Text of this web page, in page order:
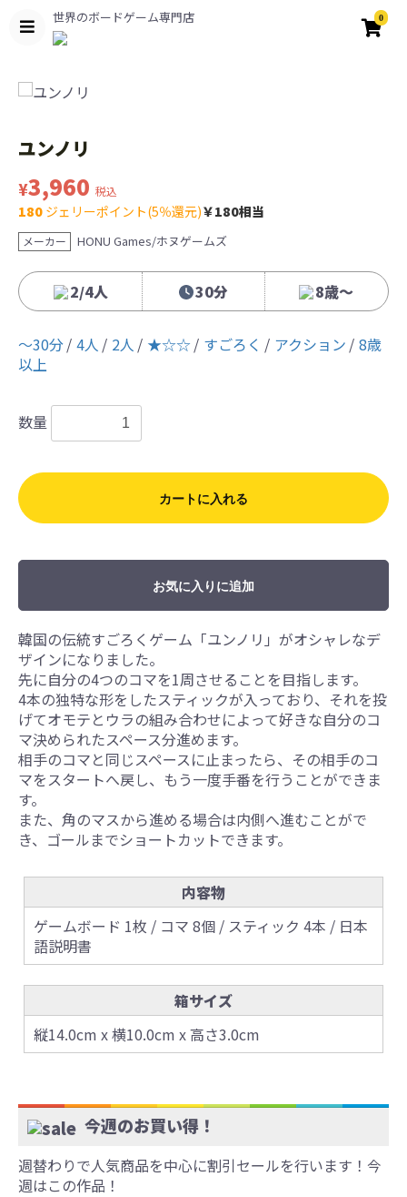
世界のボードゲーム専門店 0
ユンノリ
¥3,960 税込
180 ジェリーポイント(5％還元)￥180相当
メーカー HONU Games/ホヌゲームズ
2/4人 30分 8歳〜
〜30分 4人 2人 ★☆☆ すごろく アクション
8歳
以上
数量
カートに入れる
お気に入りに追加
韓国の伝統すごろくゲーム「ユンノリ」がオシャレなデ
ザインになりました。
先に自分の4つのコマを1周させることを目指します。
4本の独特な形をしたスティックが入っており、それを投
げてオモテとウラの組み合わせによって好きな自分のコ
マ決められたスペース分進めます。
相手のコマと同じスペースに止まったら、その相手のコ
マをスタートへ戻し、もう一度手番を行うことができま
す。
また、角のマスから進める場合は内側へ進むことがで
き、ゴールまでショートカットできます。
内容物
ゲームボード 1枚 / コマ 8個 / スティック 4本 / 日本
語説明書
箱サイズ
縦14.0cm x 横10.0cm x 高さ3.0cm
今週のお買い得！
週替わりで人気商品を中心に割引セールを行います！今
週はこの作品！